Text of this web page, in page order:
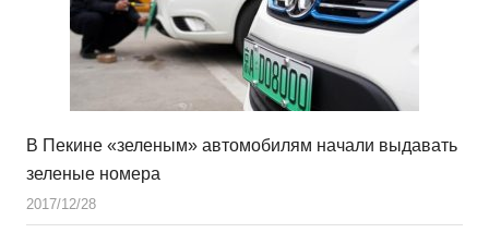
В Пекине «зеленым» автомобилям начали выдавать
зеленые номера
2017/12/28